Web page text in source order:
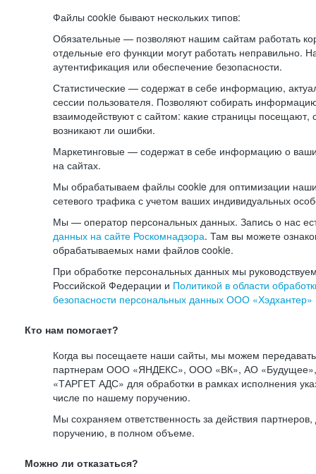
Файлы cookie бывают нескольких типов:
Обязательные — позволяют нашим сайтам работать
отдельные его функции могут работать неправильно.
аутентификация или обеспечение безопасности.
Статистические — содержат в себе информацию,
сессии пользователя. Позволяют собирать
взаимодействуют с сайтом: какие страницы посещают,
возникают ли ошибки.
Маркетинговые — содержат в себе информацию о
на сайтах.
Мы обрабатываем файлы cookie для оптимизации
сетевого трафика с учетом ваших индивидуальных
Мы — оператор персональных данных. Запись о нас
данных на сайте Роскомнадзора. Там вы можете
обрабатываемых нами файлов cookie.
При обработке персональных данных мы
Российской Федерации и Политикой в области
безопасности персональных данных ООО «Хэдхантер»
Кто нам помогает?
Когда вы посещаете наши сайты, мы можем
партнерам ООО «ЯНДЕКС», ООО «ВК», АО
«ТАРГЕТ АДС» для обработки в рамках исполнения
числе по нашему поручению.
Мы сохраняем ответственность за действия
поручению, в полном объеме.
Можно ли отказаться?